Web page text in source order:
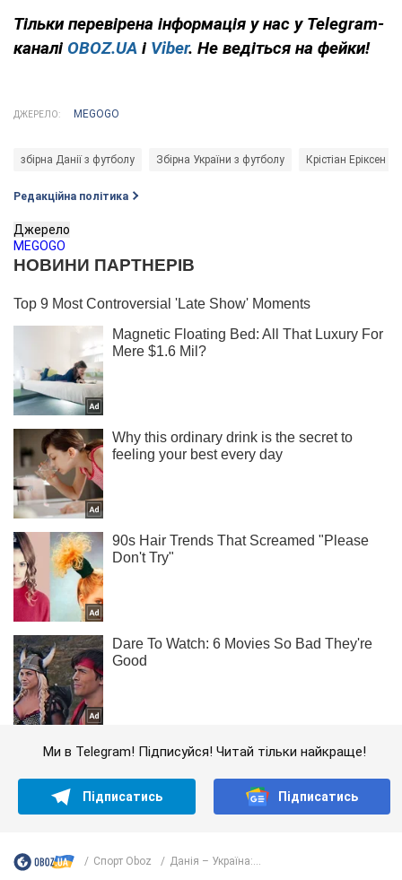
Тільки перевірена інформація у нас у Telegram-
каналі OBOZ.UA і Viber. Не ведіться на фейки!
ДЖЕРЕЛО: MEGOGO
збірна Данії з футболу Збірна України з футболу Крістіан Еріксен
Редакційна політика
Джерело
MEGOGO
Ми в Telegram! Підписуйся! Читай тільки найкраще!
Підписатись Підписатись
Спорт Oboz Данія – Україна:...